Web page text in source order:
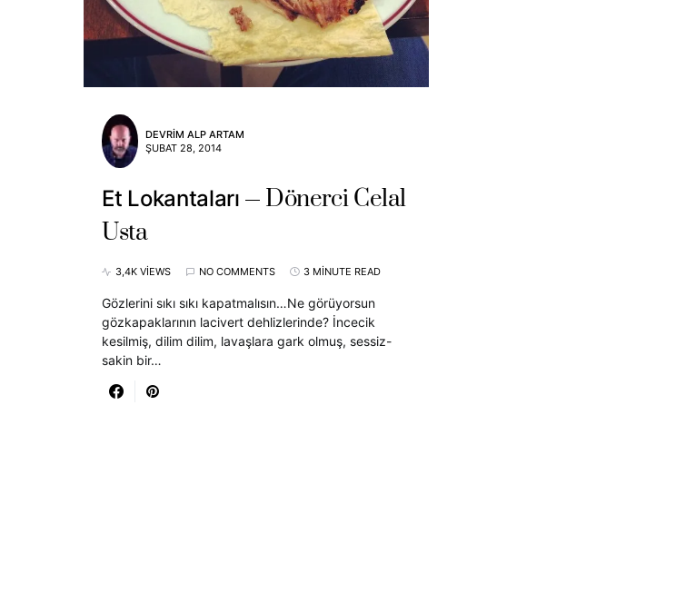
DEVRIM ALP ARTAM
ŞUBAT 28, 2014
Et Lokantaları
Dönerci Celal
Usta
3,4K VIEWS NO COMMENTS 3 MINUTE READ
Gözlerini sıkı sıkı kapatmalısın…Ne görüyorsun
gözkapaklarının lacivert dehlizlerinde? İncecik
kesilmiş, dilim dilim, lavaşlara gark olmuş, sessiz-
sakin bir…